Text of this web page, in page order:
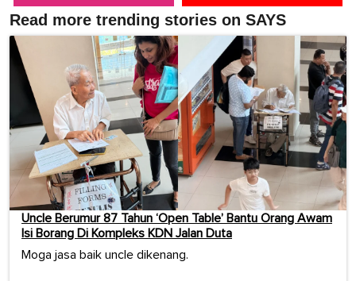
Read more trending stories on SAYS
Uncle Berumur 87 Tahun ‘Open Table’ Bantu Orang Awam
Isi Borang Di Kompleks KDN Jalan Duta
Moga jasa baik uncle dikenang.